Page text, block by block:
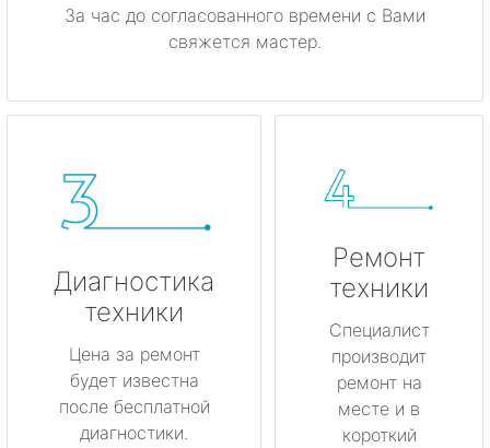
За час до согласованного времени с Вами
свяжется мастер.
Диагностика
техники
Цена за ремонт
будет известна
после бесплатной
диагностики.
Ремонт
техники
Специалист
производит
ремонт на
месте и в
короткий